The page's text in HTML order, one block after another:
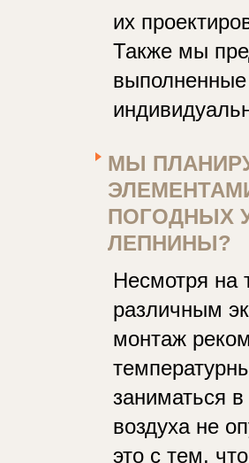
их
Также мы
выполненные
МЫ
ПОГОДНЫХ
ЛЕПНИНЫ?
Несмотря на
различным
монтаж
заниматься
воздуха не
это с тем,